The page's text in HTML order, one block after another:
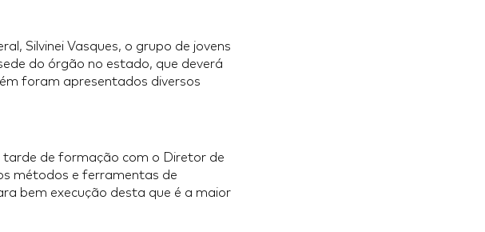
Silvinei Vasques, o grupo de jovens
do órgão no estado, que deverá
foram apresentados diversos
tarde de formação com o Diretor de
métodos e ferramentas de
bem execução desta que é a maior